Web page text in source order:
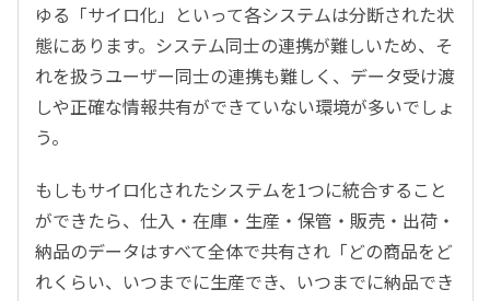
ゆる「サイロ化」といって各システムは分断された状
態にあります。システム同士の連携が難しいため、そ
れを扱うユーザー同士の連携も難しく、データ受け渡
しや正確な情報共有ができていない環境が多いでしょ
う。
もしもサイロ化されたシステムを1つに統合すること
ができたら、仕入・在庫・生産・保管・販売・出荷・
納品のデータはすべて全体で共有され「どの商品をど
れくらい、いつまでに生産でき、いつまでに納品でき